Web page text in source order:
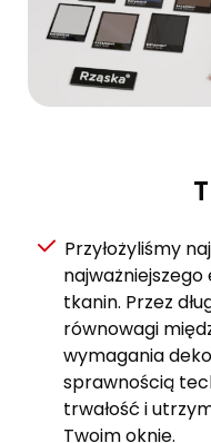
Przyłożyliśmy
tkanin. Przez
równowagi
wymagania
sprawnością
trwałość i
Twoim oknie.